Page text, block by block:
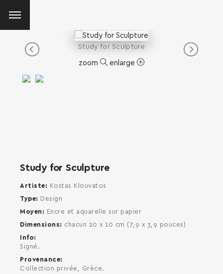
Study for Sculpture
zoom enlarge
Study for Sculpture
Artiste
Kostas Klouvatos
Type
Design
Moyen
Encre et aquarelle sur papier
Dimensions
chacun 20 x 10 cm (7,9 x 3,9 pouces)
Info
Signé.
Provenance
Collection privée, Grèce.